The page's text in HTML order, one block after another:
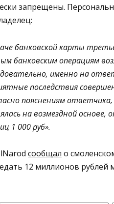
запрещены.
банковской карты
банковским операциям
именно на
последствия
пояснениям
на возмездной основе,
1 000 руб».
сообщал о
12 миллионов рублей